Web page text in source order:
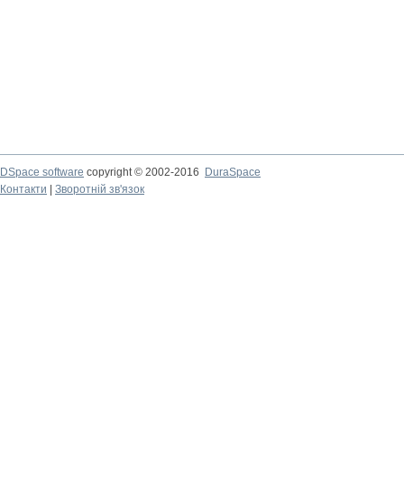
DSpace software copyright © 2002-2016
DuraSpace
Контакти
Зворотній зв'язок